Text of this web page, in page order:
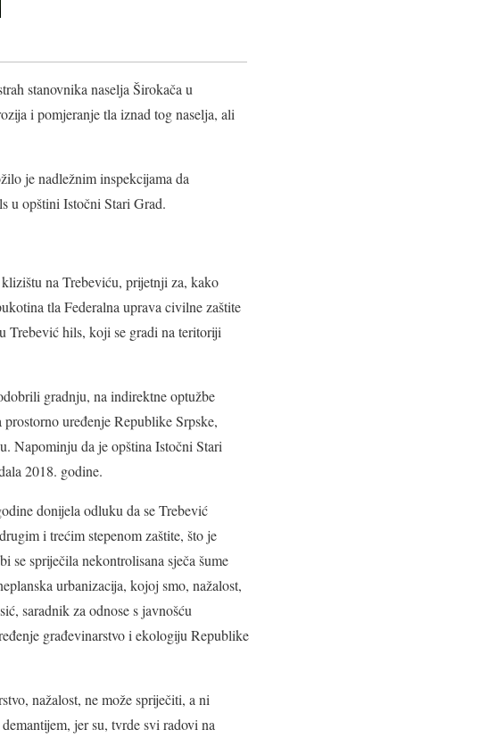
stanovnika naselja Širokača u
i pomjeranje tla iznad tog naselja, ali
je nadležnim inspekcijama da
u opštini Istočni Stari Grad.
na Trebeviću, prijetnji za, kako
tla Federalna uprava civilne zaštite
Trebević hils, koji se gradi na teritoriji
gradnju, na indirektne optužbe
uređenje Republike Srpske,
Napominju da je opština Istočni Stari
2018. godine.
donijela odluku da se Trebević
i trećim stepenom zaštite, što je
se spriječila nekontrolisana sječa šume
urbanizacija, kojoj smo, nažalost,
saradnik za odnose s javnošću
građevinarstvo i ekologiju Republike
nažalost, ne može spriječiti, a ni
jer su, tvrde svi radovi na